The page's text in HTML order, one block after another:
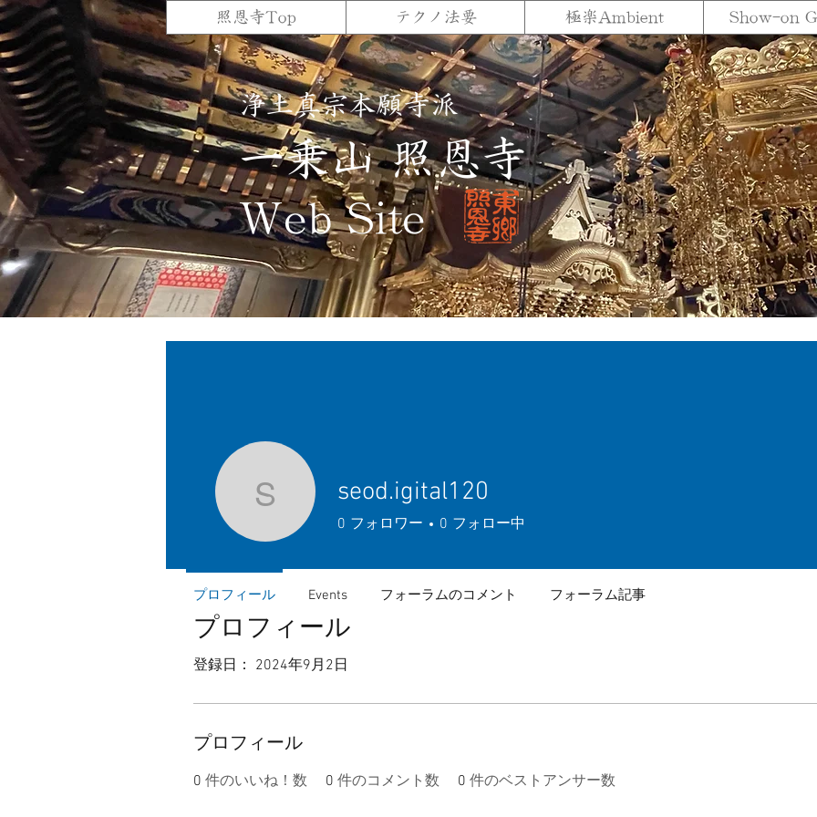
照恩寺Top テクノ法要 極楽Ambient Show-on
浄土真宗本願寺派
一乗山 照恩寺
Web Site
プロフィール
登録日： 2024年9月2日
プロフィール
0 件のいいね！数 0 件のコメント数 0 件のベストアンサー数
seod.igital120
seod.igital120
0 フォロワー 0 フォロー中
プロフィール Events フォーラムのコメント フォーラム記事